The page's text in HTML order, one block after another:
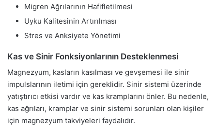
Migren Ağrılarının Hafifletilmesi
Uyku Kalitesinin Artırılması
Stres ve Anksiyete Yönetimi
Kas ve Sinir Fonksiyonlarının Desteklenmesi
Magnezyum, kasların kasılması ve gevşemesi ile sinir
impulslarının iletimi için gereklidir. Sinir sistemi üzerinde
yatıştırıcı etkisi vardır ve kas kramplarını önler. Bu nedenle,
kas ağrıları, kramplar ve sinir sistemi sorunları olan kişiler
için magnezyum takviyeleri faydalıdır.